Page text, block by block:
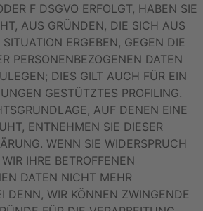
F DSGVO ERFOLGT, HABEN SIE
AUS GRÜNDEN, DIE SICH AUS
ERGEBEN, GEGEN DIE
PERSONENBEZOGENEN DATEN
DIES GILT AUCH FÜR EIN
GESTÜTZTES PROFILING.
AUF DENEN EINE
ENTNEHMEN SIE DIESER
WENN SIE WIDERSPRUCH
IHRE BETROFFENEN
DATEN NICHT MEHR
DENN, WIR KÖNNEN ZWINGENDE